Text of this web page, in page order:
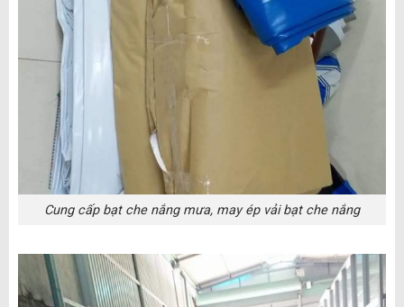
Cung cấp bạt che nắng mưa, may ép vải bạt che nắng